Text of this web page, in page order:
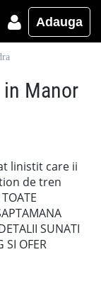
Adauga
in Manor
linistit care ii
de tren
SUNATI
SI OFER